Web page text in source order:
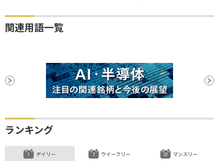
関連用語一覧
ランキング
デイリー ウイークリー マンスリー